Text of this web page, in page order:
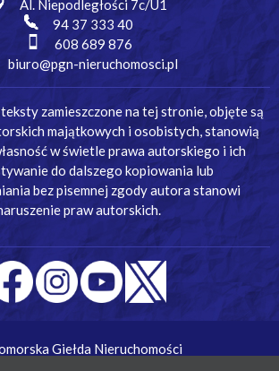
Al. Niepodległości 7c/U1
94 37 333 40
608 689 876
biuro@pgn-nieruchomosci.pl
zamieszczone na tej stronie, objęte są
majątkowych i osobistych, stanowią
w świetle prawa autorskiego i ich
do dalszego kopiowania lub
bez pisemnej zgody autora stanowi
praw autorskich.
Giełda Nieruchomości